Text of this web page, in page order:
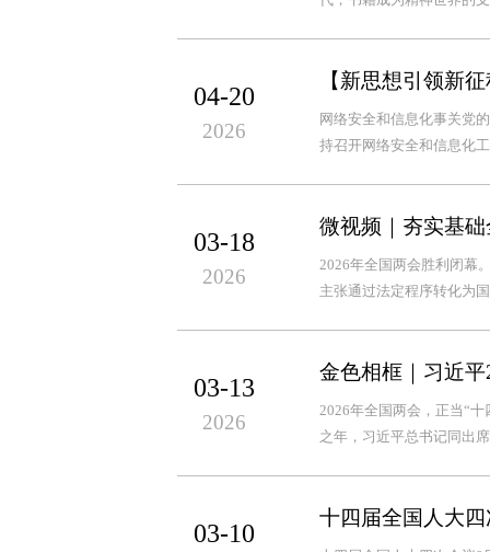
04-20
2026
【新思想引领新
网络安全和信息化事关党
持召开网络安全和信息化
03-18
2026
微视频｜夯实基
2026年全国两会胜利闭幕
主张通过法定程序转化为
03-13
2026
金色相框｜习近
2026年全国两会，正当“
之年，习近平总书记同出
03-10
十四届全国人大